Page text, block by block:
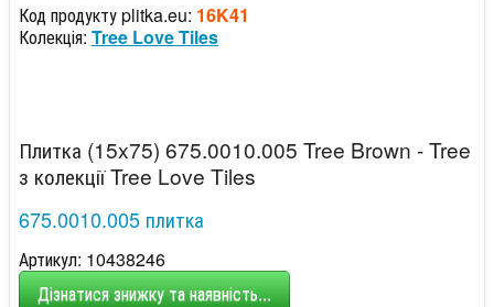
Код продукту plitka.eu: 16K41
Колекція: Tree Love Tiles
Плитка (15x75) 675.0010.005 Tree Brown - Tree
з колекції Tree Love Tiles
675.0010.005 плитка
Артикул: 10438246
Дізнатися знижку та наявність...